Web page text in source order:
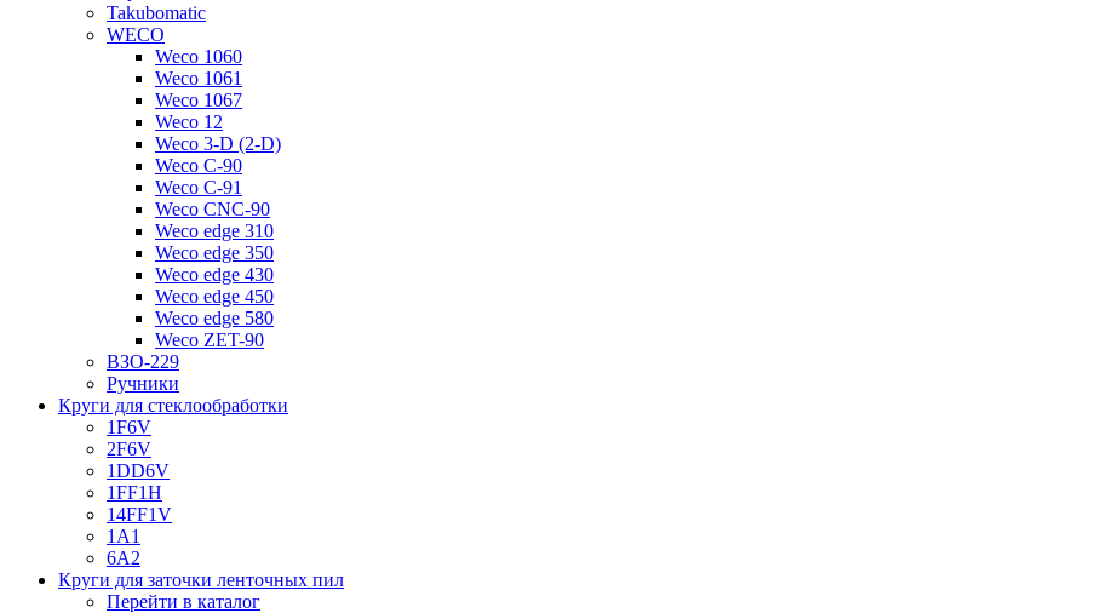
Takubomatic
WECO
Weco 1060
Weco 1061
Weco 1067
Weco 12
Weco 3-D (2-D)
Weco C-90
Weco C-91
Weco CNC-90
Weco edge 310
Weco edge 350
Weco edge 430
Weco edge 450
Weco edge 580
Weco ZET-90
ВЗО-229
Ручники
Круги для стеклообработки
1F6V
2F6V
1DD6V
1FF1H
14FF1V
1A1
6A2
Круги для заточки ленточных пил
Перейти в каталог